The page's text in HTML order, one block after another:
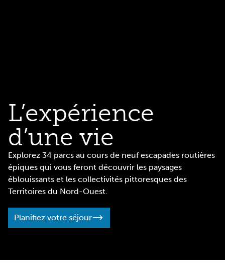
L’expérience
d’une vie
Explorez 34 parcs au cours de neuf escapades routières
épiques qui vous feront découvrir les paysages
éblouissants et les collectivités pittoresques des
Territoires du Nord-Ouest.
Planifiez votre séjour